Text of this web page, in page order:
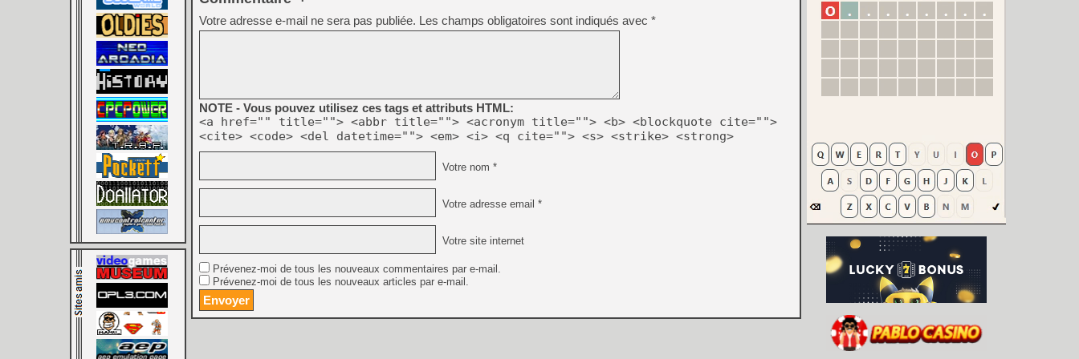
Votre adresse e-mail ne sera pas publiée. Les champs obligatoires sont indiqués avec *
NOTE - Vous pouvez utilisez ces tags et attributs HTML:
<a href="" title=""> <abbr title=""> <acronym title=""> <b> <blockquote cite="">
<cite> <code> <del datetime=""> <em> <i> <q cite=""> <s> <strike> <strong>
Votre nom *
Votre adresse email *
Votre site internet
Prévenez-moi de tous les nouveaux commentaires par e-mail.
Prévenez-moi de tous les nouveaux articles par e-mail.